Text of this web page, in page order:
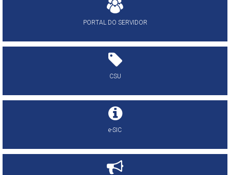
PORTAL DO SERVIDOR
CSU
e-SIC